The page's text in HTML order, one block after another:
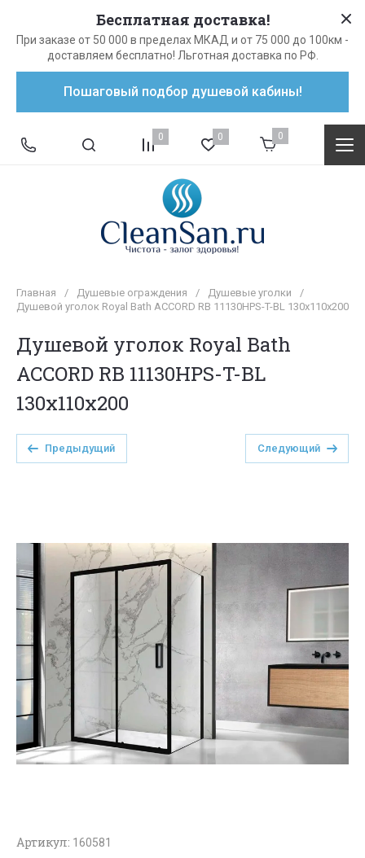
Бесплатная доставка!
При заказе от 50 000 в пределах МКАД и от 75 000 до 100км -
доставляем бесплатно! Льготная доставка по РФ.
Пошаговый подбор душевой кабины!
0 0 0
Главная / Душевые ограждения / Душевые уголки
/
Душевой уголок Royal Bath ACCORD RB 11130HPS-T-BL 130x110x200
Душевой уголок Royal Bath
ACCORD RB 11130HPS-T-BL
130x110x200
Предыдущий Следующий
Артикул: 160581